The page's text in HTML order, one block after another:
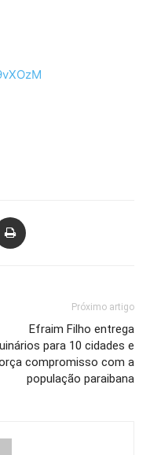
Próximo artigo
Efraim Filho entrega
para 10 cidades e
compromisso com a
população paraibana